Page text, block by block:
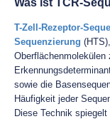
Was ist TCR-
T-Zell-Rezeptor-
Sequenzierung
Oberflächenmolekülen
sowie die
Häufigkeit jeder
Diese Technik